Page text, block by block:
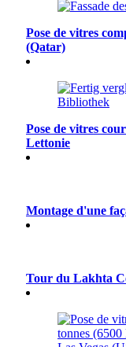
Pose de vitres
(Qatar)
Pose de vitres
Lettonie
Montage d'une
Tour du Lakhta